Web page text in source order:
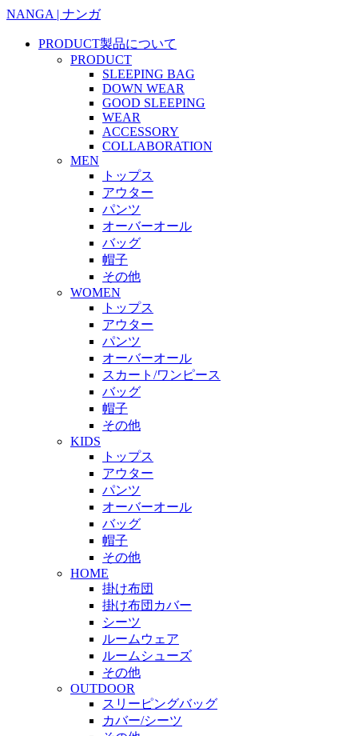
NANGA | ナンガ
PRODUCT製品について
PRODUCT
SLEEPING BAG
DOWN WEAR
GOOD SLEEPING
WEAR
ACCESSORY
COLLABORATION
MEN
トップス
アウター
パンツ
オーバーオール
バッグ
帽子
その他
WOMEN
トップス
アウター
パンツ
オーバーオール
スカート/ワンピース
バッグ
帽子
その他
KIDS
トップス
アウター
パンツ
オーバーオール
バッグ
帽子
その他
HOME
掛け布団
掛け布団カバー
シーツ
ルームウェア
ルームシューズ
その他
OUTDOOR
スリーピングバッグ
カバー/シーツ